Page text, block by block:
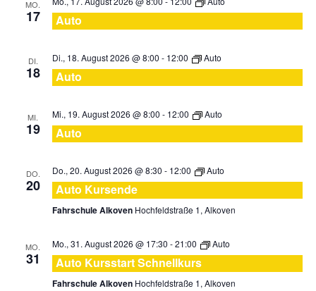
MO.
17 Auto
DI.
18
Di., 18. August 2026 @ 8:00 - 12:00 Auto
Auto
MI.
19
Mi., 19. August 2026 @ 8:00 - 12:00 Auto
Auto
DO.
20
Do., 20. August 2026 @ 8:30 - 12:00 Auto
Auto Kursende
Fahrschule Alkoven Hochfeldstraße 1, Alkoven
MO.
31
Mo., 31. August 2026 @ 17:30 -21:00 Auto
Auto Kursstart Schnellkurs
Fahrschule Alkoven Hochfeldstraße 1, Alkoven